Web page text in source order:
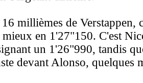
16 millièmes de Verstappen,
en 1'27"150. C'est
un 1'26"990, tandis
devant Alonso, quelques